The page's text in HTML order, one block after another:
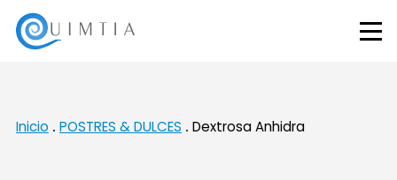
Inicio POSTRES & DULCES Dextrosa Anhidra